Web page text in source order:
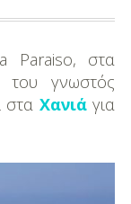
Paraiso, στα
του γνωστός
στα Χανιάγια